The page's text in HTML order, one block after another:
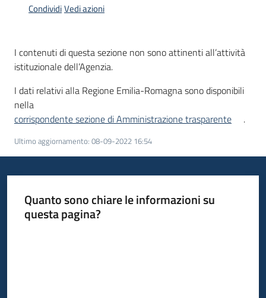
Settori
Servizi
Leggi
Atti
Bandi
CondividiVedi azioni
I contenuti di questa sezione non sono attinenti all’attività
istituzionale dell’Agenzia.
I dati relativi alla Regione Emilia-Romagna sono disponibili
nella
corrispondente sezione di Amministrazione trasparente
.
Ultimo aggiornamento: 08-09-2022 16:54
Quanto sono chiare le informazioni su
questa pagina?